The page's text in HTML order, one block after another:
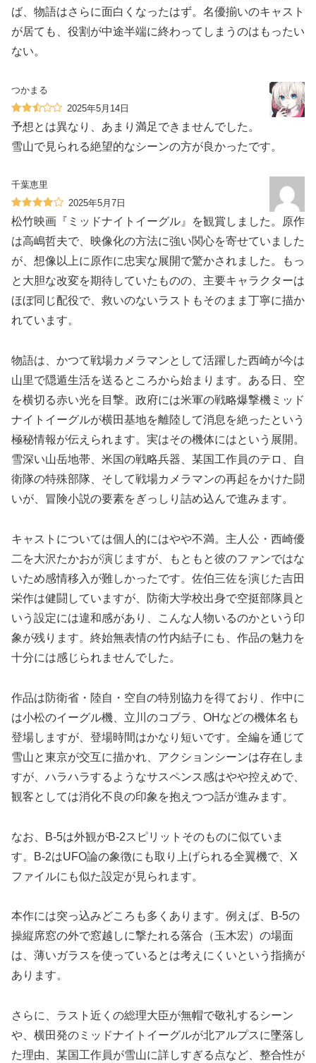
ば、物語はさらに面白くなったはず。名優揃いのキャスト
が居ても、役割が中途半端に終わってしまうのはもったい
ない。
つかまる
2025年5月14日
予想とは異なり、あまり満足できませんでした。
雪山で見られる絶望的なシーンの方が良かったです。
千葉恵里
2025年5月7日
松竹映画『ミッドナイトイーグル』を観賞しました。原作
は高嶋哲夫で、映像化の方法に強い関心を寄せていました
が、想像以上に原作に忠実な展開で驚かされました。もっ
と大胆な改変を期待していたものの、主要キャラクターは
ほぼ同じ配役で、救いのないラストもそのまま丁寧に描か
れています。
物語は、かつて戦場カメラマンとして活躍した西崎が今は
山里で隠遁生活を送るところから始まります。ある日、空
を横切る赤い光を目撃。政府には米軍の戦略爆撃機ミッド
ナイトイーグルが横田基地を離陸して消息を絶ったという
極秘情報が伝えられます。実はその機体にはという展開。
雪深い山岳地帯、米国の戦略兵器、某国工作員のテロ、自
衛隊の特殊部隊、そして戦場カメラマンの再起をかけた闘
いが、冒険小説の要素をぎっしり詰め込んで進みます。
キャストについては個人的にはやや不満。主人公・西崎優
二を大沢たかおが演じますが、もともと彼のファンではな
いため感情移入が難しかったです。佐伯三佐を演じた吉田
栄作は健闘していますが、防衛大学校出身で空挺部隊員と
いう設定には違和感があり、こんな人物いるのかという印
象が残ります。終始無表情の竹内結子にも、作品の魅力を
十分には感じられませんでした。
作品は防衛省・陸自・空自の特別協力を得ており、作中に
は小松のイーグル機、立川のコブラ、OHなどの機体名も
登場しますが、登場時間はかなり短いです。全編を通じて
雪山と東京が交互に描かれ、アクションシーンは存在しま
すが、ハラハラするようなサスペンス感はやや控えめで、
観客としては消化不良の印象を抱えつつ話が進みます。
なお、B-5は外観がB-2スピリットそのものに似ていま
す。B-2はUFO論の象徴にも取り上げられる全翼機で、X
ファイルにも似た設定が見られます。
本作には突っ込みどころも多くあります。例えば、B-5の
操縦席窓の外で窓越しに撃たれる落合（玉木宏）の場面
は、薄いガラスを使っているとは考えにくいという指摘が
あります。
さらに、ラスト近くの総理大臣が無帽で敬礼するシーン
や、横田発のミッドナイトイーグルが北アルプスに墜落し
た理由、某国工作員が雪山に詳しすぎる点など、整合性が